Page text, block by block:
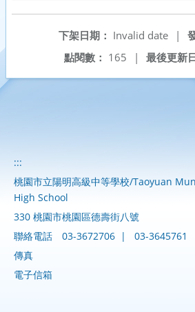
下架日期： Invalid date
|
最後更新
點閱數： 165 |
:::
桃園市立陽明高級中等學校/Taoyuan
High School
330 桃園市桃園區德壽街八號
聯絡電話
03-3672706 |
03-3645761
傳真
電子信箱